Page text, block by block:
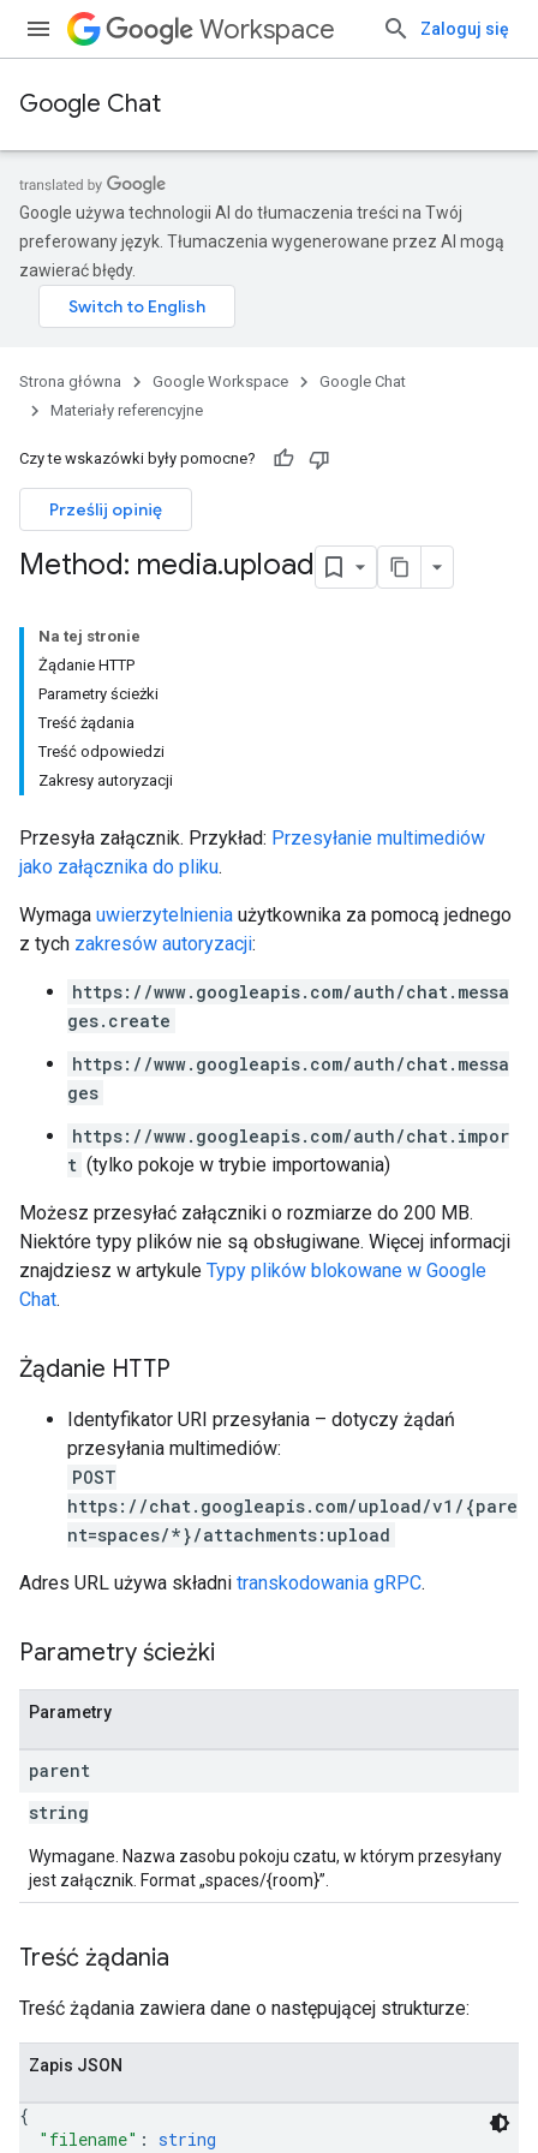
Workspace Zaloguj się
Google Chat
Google używa technologii AI do tłumaczenia treści na Twój
preferowany język. Tłumaczenia wygenerowane przez AI mogą
zawierać błędy.
Strona główna Google Workspace
Google Chat
Materiały referencyjne
Czy te wskazówki były pomocne?
Prześlij opinię
Method: media.upload
Na tej stronie
Żądanie HTTP
Parametry ścieżki
Treść żądania
Treść odpowiedzi
Zakresy autoryzacji
Przesyła załącznik. Przykład: Przesyłanie multimediów
jako załącznika do pliku.
Wymaga uwierzytelnienia użytkownika za pomocą jednego
z tych zakresów autoryzacji:
https://www.googleapis.com/auth/chat.messa
ges.create
https://www.googleapis.com/auth/chat.messa
ges
https://www.googleapis.com/auth/chat.impor
t (tylko pokoje w trybie importowania)
Możesz przesyłać załączniki o rozmiarze do 200 MB.
Niektóre typy plików nie są obsługiwane. Więcej informacji
znajdziesz w artykule Typy plików blokowane w Google
Chat.
Żądanie HTTP
Identyfikator URI przesyłania – dotyczy żądań
przesyłania multimediów:
POST
https://chat.googleapis.com/upload/v1/{pare
nt=spaces/*}/attachments:upload
Adres URL używa składni transkodowania gRPC.
Parametry ścieżki
Parametry
parent
string
Wymagane. Nazwa zasobu pokoju czatu, w którym przesyłany
jest załącznik. Format „spaces/{room}”.
Treść żądania
Treść żądania zawiera dane o następującej strukturze:
Zapis JSON
{
"filename" : string